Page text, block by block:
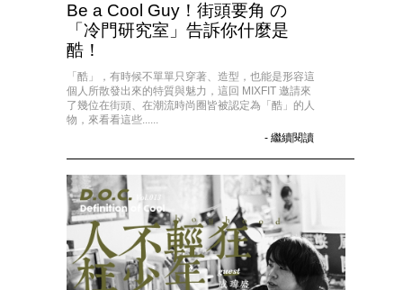
Be a Cool Guy！街頭要角 の
「冷門研究室」告訴你什麼是
酷！
「酷」，有時候不單單只穿著、造型，也能是形容這
個人所散發出來的特質與魅力，這回 MIXFIT 邀請來
了幾位在街頭、在潮流時尚圈皆被認定為「酷」的人
物，來看看這些......
- 繼續閱讀